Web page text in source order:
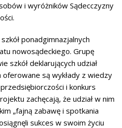
i wyróżników Sądecczyzny
ponadgimnazjalnych
nowosądeckiego. Grupę
szkół deklarujących udział
są wykłady z wiedzy
i konkurs
zachęcają, że udział w nim
„fajną zabawę i spotkania
sukces w swoim życiu